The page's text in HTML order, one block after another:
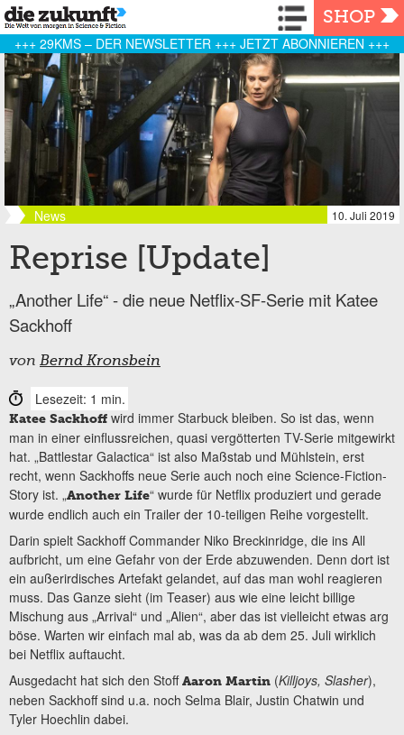
Navigation
SHOP
+++ 29KMS – DER NEWSLETTER +++ JETZT ABONNIEREN +++
News 10. Juli 2019
Reprise [Update]
„Another Life“ - die neue Netflix-SF-Serie mit Katee
Sackhoff
von Bernd Kronsbein
Lesezeit: 1 min.
Katee Sackhoff wird immer Starbuck bleiben. So ist das, wenn
man in einer einflussreichen, quasi vergötterten TV-Serie mitgewirkt
hat. „Battlestar Galactica“ ist also Maßstab und Mühlstein, erst
recht, wenn Sackhoffs neue Serie auch noch eine Science-Fiction-
Story ist. „Another Life“ wurde für Netflix produziert und gerade
wurde endlich auch ein Trailer der 10-teiligen Reihe vorgestellt.
Darin spielt Sackhoff Commander Niko Breckinridge, die ins All
aufbricht, um eine Gefahr von der Erde abzuwenden. Denn dort ist
ein außerirdisches Artefakt gelandet, auf das man wohl reagieren
muss. Das Ganze sieht (im Teaser) aus wie eine leicht billige
Mischung aus „Arrival“ und „Alien“, aber das ist vielleicht etwas arg
böse. Warten wir einfach mal ab, was da ab dem 25. Juli wirklich
bei Netflix auftaucht.
Ausgedacht hat sich den StoffAaron Martin (Killjoys, Slasher),
neben Sackhoff sind u.a. noch Selma Blair, Justin Chatwin und
Tyler Hoechlin dabei.